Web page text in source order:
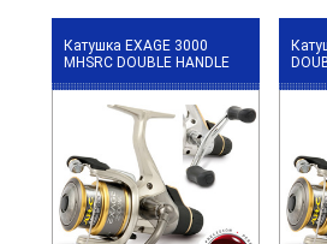
Катушка EXAGE 3000
MHSRC DOUBLE HANDLE